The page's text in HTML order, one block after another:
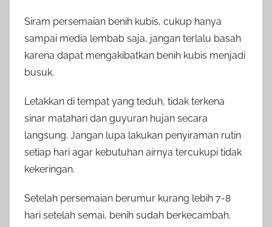
Siram persemaian benih kubis, cukup hanya
sampai media lembab saja, jangan terlalu basah
karena dapat mengakibatkan benih kubis menjadi
busuk.
Letakkan di tempat yang teduh, tidak terkena
sinar matahari dan guyuran hujan secara
langsung. Jangan lupa lakukan penyiraman rutin
setiap hari agar kebutuhan airnya tercukupi tidak
kekeringan.
Setelah persemaian berumur kurang lebih 7-8
hari setelah semai, benih sudah berkecambah.